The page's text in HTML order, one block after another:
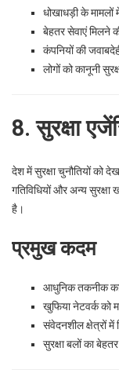
धोखाधड़ी के मामलों
बेहतर सेवाएं मिलने
कंपनियों की
लोगों को कानूनी
8. सुरक्षा
देश में सुरक्षा चुनौतियों को
गतिविधियों और अन्य सुरक्षा
है।
प्रमुख कदम
आधुनिक तकनीक
खुफिया नेटवर्क को
संवेदनशील क्षेत्रों में
सुरक्षा बलों का